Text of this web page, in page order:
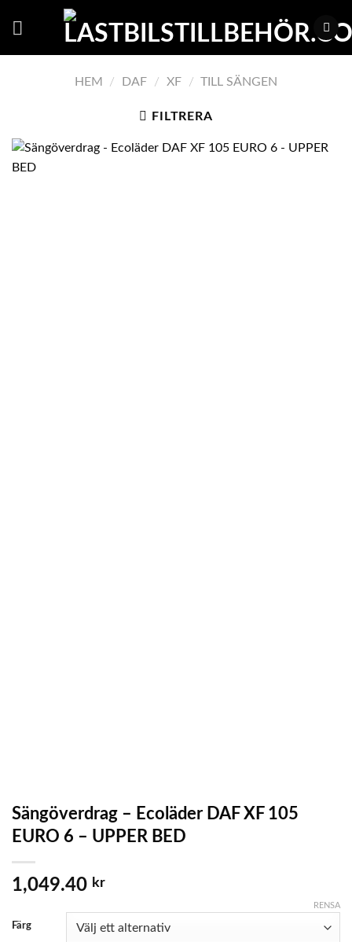
HEM / DAF / XF / TILL SÄNGEN
FILTRERA
Sängöverdrag – Ecoläder DAF XF 105
EURO 6 – UPPER BED
1,049.40 kr
Färg
RENSA